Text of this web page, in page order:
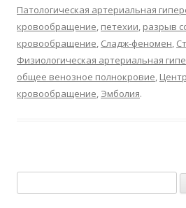
Патологическая артериальная
кровообращение, петехии, разрыв
кровообращение, Сладж-феномен,
Физиологическая артериальная
общее венозное полнокровие,
кровообращение, Эмболия.